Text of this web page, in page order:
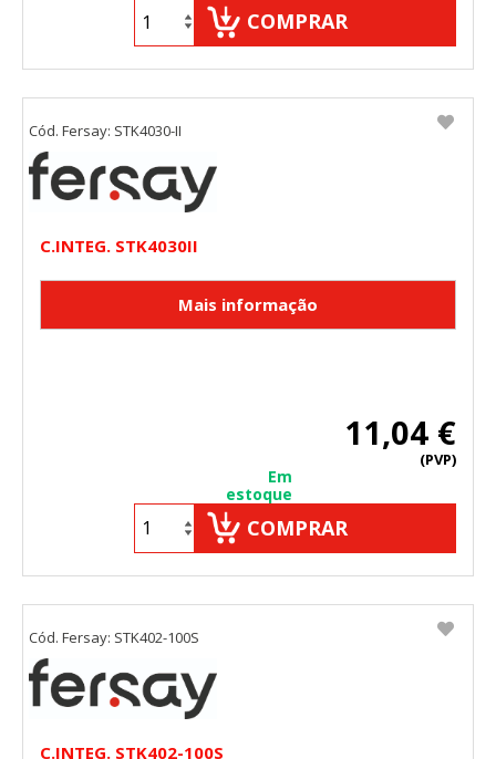
COMPRAR
C.INTEG. STK4030II
11,04 €
(PVP)
Em
estoque
COMPRAR
Cód. Fersay: STK4030-II
C.INTEG. STK402-100S
Cód. Fersay: STK402-100S